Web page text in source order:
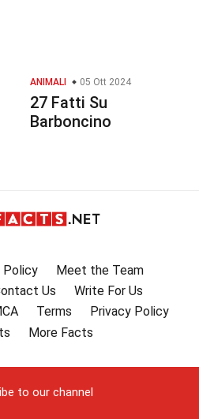
ANIMALI 05 Ott 2024
27 Fatti Su
Barboncino
Policy
Meet the Team
Us
Write For Us
Terms
Privacy Policy
More Facts
to our channel